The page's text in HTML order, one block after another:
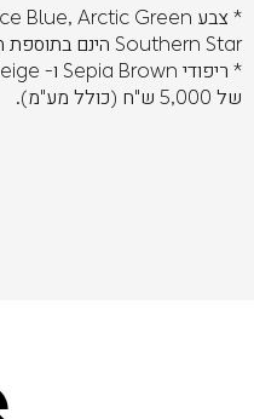
של 5,000 ש"ח (כולל מע"מ).